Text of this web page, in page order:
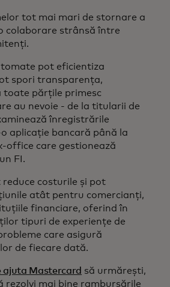
tot mai mari de stornare a
colaborare strânsă între
pot eficientiza
spori transparența,
toate părțile primesc
au nevoie - de la titularii de
înregistrările
aplicație bancară până la
office care gestionează
FI.
costurile și pot
atât pentru comercianți,
financiare, oferind în
tipuri de experiențe de
care asigură
de fiecare dată.
Mastercard să urmărești,
rezolvi mai bine rambursările